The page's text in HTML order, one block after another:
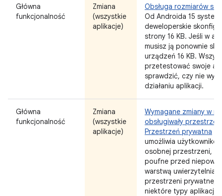
Główna
funkcjonalność
Zmiana
(wszystkie
aplikacje)
Obsługa rozmiarów
Od Androida 15
deweloperskie
strony 16 KB. Jeśli w
musisz ją ponownie
urządzeń 16 KB.
przetestować swoje
sprawdzić, czy nie
działaniu aplikacji.
Główna
funkcjonalność
Zmiana
(wszystkie
aplikacje)
Wymagane zmiany w
obsługiwały
Przestrzeń prywatna
umożliwia
osobnej przestrzeni, w
poufne przed
warstwą
przestrzeni prywatnej
niektóre typy aplikacji